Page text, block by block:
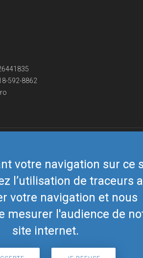
votre navigation sur ce
l’utilisation de traceurs
votre navigation et nous
mesurer l'audience de
site internet.
592-8862